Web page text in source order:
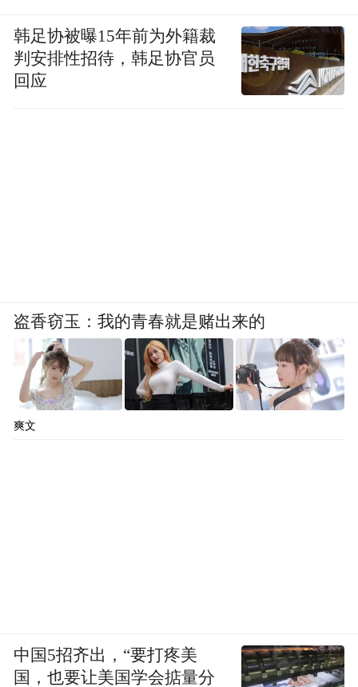
韩足协被曝15年前为外籍裁
判安排性招待，韩足协官员
回应
盗香窃玉：我的青春就是赌出来的
爽文
中国5招齐出，“要打疼美
国，也要让美国学会掂量分